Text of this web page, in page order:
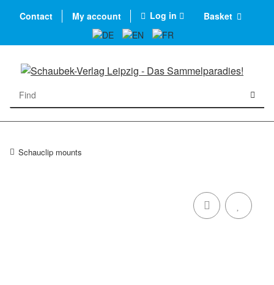
Contact My account Log in Basket
Schauclip mounts